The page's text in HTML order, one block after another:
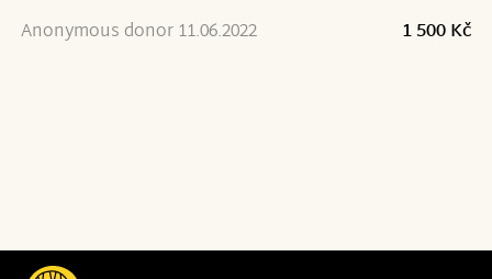
Anonymous donor 11.06.2022 1 500 Kč